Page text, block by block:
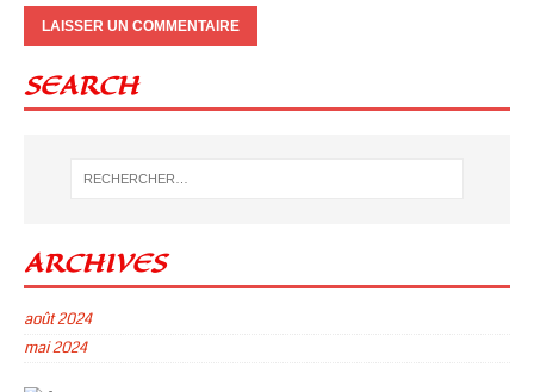
SEARCH
ARCHIVES
août 2024
mai 2024